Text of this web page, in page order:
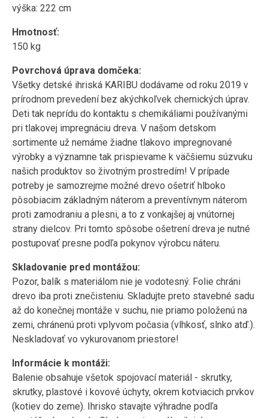
výška: 222 cm
Hmotnosť:
150 kg
Povrchová úprava domčeka:
Všetky detské ihriská KARIBU dodávame od roku 2019 v
prírodnom prevedení bez akýchkoľvek chemických úprav.
Deti tak neprídu do kontaktu s chemikáliami používanými
pri tlakovej impregnáciu dreva. V našom detskom
sortimente už nemáme žiadne tlakovo impregnované
výrobky a významne tak prispievame k väčšiemu súzvuku
našich produktov so životným prostredím! V prípade
potreby je samozrejme možné drevo ošetriť hlboko
pôsobiacim základným náterom a preventívnym náterom
proti zamodraniu a plesni, a to z vonkajšej aj vnútornej
strany dielcov. Pri tomto spôsobe ošetrení dreva je nutné
postupovať presne podľa pokynov výrobcu náteru.
Skladovanie pred montážou:
Pozor, balík s materiálom nie je vodotesný. Folie chráni
drevo iba proti znečisteniu. Skladujte preto stavebné sadu
až do konečnej montáže v suchu, nie priamo položenú na
zemi, chránenú proti vplyvom počasia (vlhkosť, slnko atď.).
Neskladovať vo vykurovanom priestore!
Informácie k montáži:
Balenie obsahuje všetok spojovací materiál - skrutky,
skrutky, plastové i kovové úchyty, okrem kotviacich prvkov
(kotiev do zeme). Ihrisko stavajte výhradne podľa